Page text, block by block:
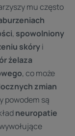
mu często
, spowolniony
skóryi
żelaza
, co może
zmian
powodem są
neuropatie